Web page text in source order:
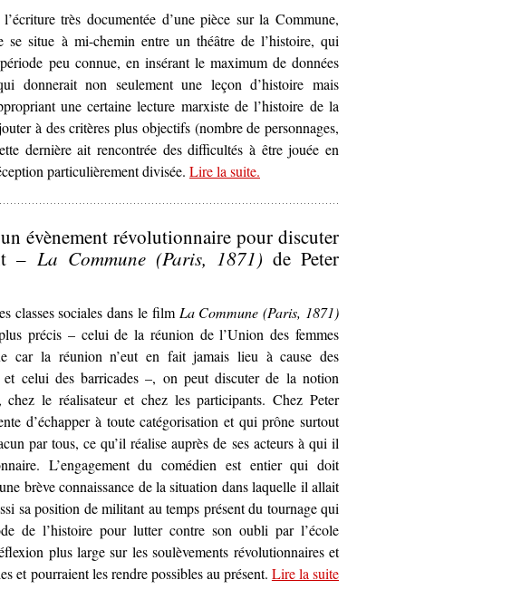
très documentée d’une pièce sur la Commune,
se situe à mi-chemin entre un théâtre de l’histoire, qui
peu connue, en insérant le maximum de données
donnerait non seulement une leçon d’histoire mais
une certaine lecture marxiste de l’histoire de la
à des critères plus objectifs (nombre de personnages,
dernière ait rencontrée des difficultés à être jouée en
particulièrement divisée. Lire la suite– ‘La Commune
.
évènement révolutionnaire pour discuter
– La Commune (Paris, 1871) de Peter
classes sociales dans le film La Commune (Paris, 1871)
précis – celui de la réunion de l’Union des femmes
car la réunion n’eut en fait jamais lieu à cause des
et celui des barricades –, on peut discuter de la notion
chez le réalisateur et chez les participants. Chez Peter
d’échapper à toute catégorisation et qui prône surtout
par tous, ce qu’il réalise auprès de ses acteurs à qui il
L’engagement du comédien est entier qui doit
brève connaissance de la situation dans laquelle il allait
sa position de militant au temps présent du tournage qui
de l’histoire pour lutter contre son oubli par l’école
plus large sur les soulèvements révolutionnaires et
et pourraient les rendre possibles au présent. Lire la suite
révolutionnaire pour discuter la question de l’engagement –